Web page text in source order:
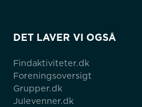
DET LAVER VI OGSÅ
Findaktiviteter.dk
Foreningsoversigt
Grupper.dk
Julevenner.dk